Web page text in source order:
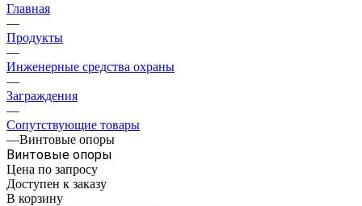
Главная
—
Продукты
—
Инженерные средства охраны
—
Заграждения
—
Сопутствующие товары
—Винтовые опоры
Винтовые опоры
Цена по запросу
Доступен к заказу
В корзину